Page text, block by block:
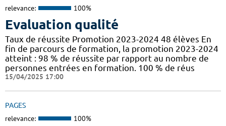
relevance: 100%
Evaluation qualité
Taux de réussite Promotion 2023-2024 48 élèves En
fin de parcours de formation, la promotion 2023-2024
atteint : 98 % de réussite par rapport au nombre de
personnes entrées en formation. 100 % de réus
15/04/2025 17:00
PAGES
relevance: 100%